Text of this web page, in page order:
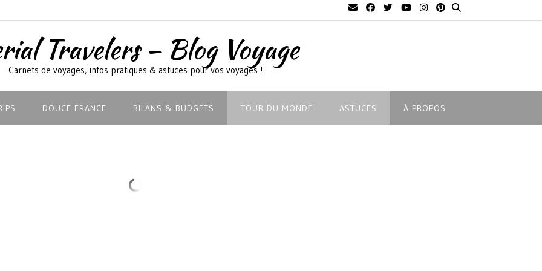
Travelers – Blog Voyage
Carnets de voyages, infos pratiques & astuces pour vos voyages !
DOUCE FRANCE BILANS & BUDGETS TOUR DU MONDE ASTUCES À PROPOS